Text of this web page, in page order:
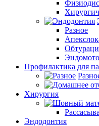
Разное
Профилактика для
Хирургия
Эндодонтия